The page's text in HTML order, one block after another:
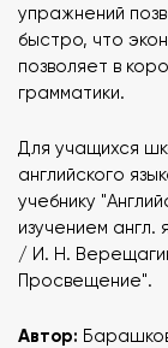
упражнений
быстро, что
позволяет в
грамматики.
Для учащихся
английского
учебнику
изучением англ.
/ И. Н.
Просвещение".
Автор: